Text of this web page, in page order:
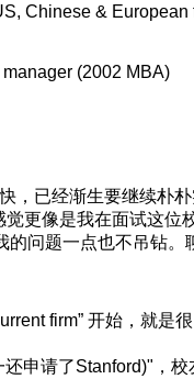
Chinese & European
(2002 MBA)
，已经渐生要继续朴
更像是我在面试这位
问题一点也不吊钻。
firm” 开始，就是
申请了Stanford)"，